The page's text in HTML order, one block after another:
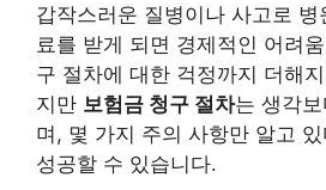
갑작스러운 질병이나 사고로 병
료를 받게 되면 경제적인 어려
구 절차에 대한 걱정까지 더해
지만 보험금 청구 절차는 생각
며, 몇 가지 주의 사항만 알고
성공할 수 있습니다.